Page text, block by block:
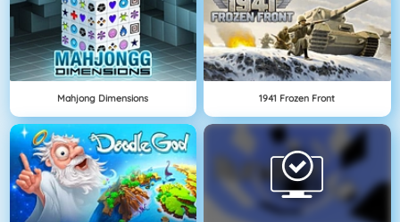
Mahjong Dimensions 1941 Frozen Front